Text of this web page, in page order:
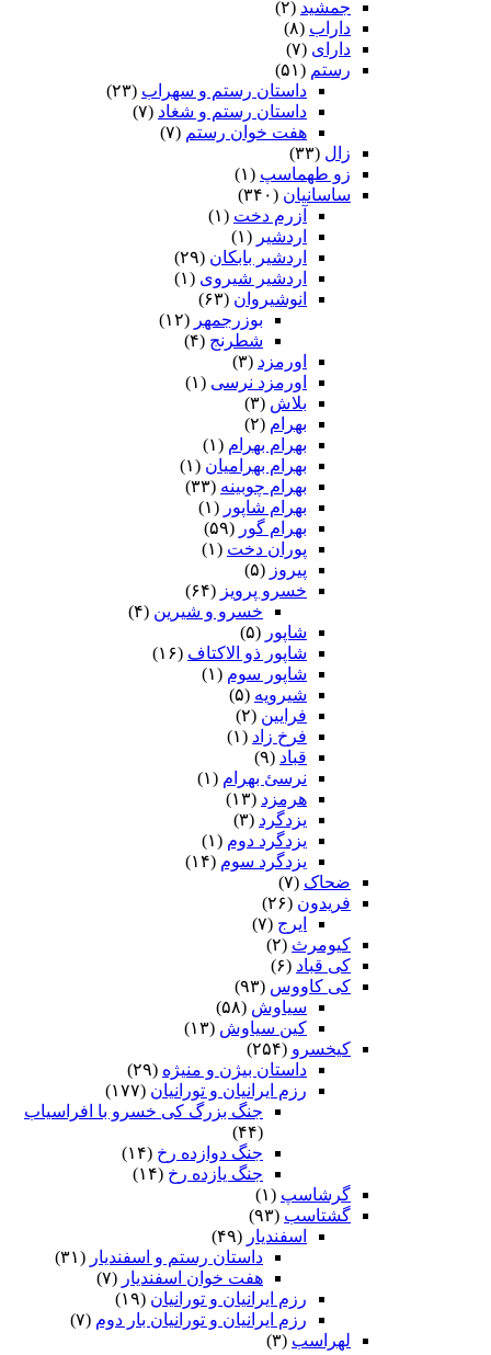
جمشید (۲)
داراب (۸)
دارای (۷)
رستم (۵۱)
داستان رستم و سهراب (۲۳)
داستان رستم و شغاد (۷)
هفت خوان رستم‏ (۷)
زال (۳۳)
زو طهماسپ‏ (۱)
ساسانیان (۳۴۰)
آزرم دخت (۱)
اردشیر (۱)
اردشیر بابکان (۲۹)
اردشیر شیروی (۱)
انوشیروان (۶۳)
بوزرجمهر (۱۲)
شطرنج (۴)
اورمزد (۳)
اورمزد نرسى‏ (۱)
بلاش (۳)
بهرام (۲)
بهرام بهرام (۱)
بهرام بهرامیان‏ (۱)
بهرام چوبینه (۳۳)
بهرام شاپور (۱)
بهرام گور (۵۹)
پوران دخت (۱)
پیروز (۵)
خسرو پرویز (۶۴)
خسرو و شیرین (۴)
شاپور (۵)
شاپور ذو الاکتاف (۱۶)
شاپور سوم‏ (۱)
شیرویه (۵)
فرایین (۲)
فرخ زاد (۱)
قباد (۹)
نرسئ بهرام‏ (۱)
هرمزد (۱۳)
یزدگرد (۳)
یزدگرد دوم (۱)
یزدگرد سوم (۱۴)
ضحاک (۷)
فریدون (۲۶)
ایرج (۷)
کیومرث (۲)
کی قباد (۶)
کی کاووس (۹۳)
سیاوش (۵۸)
کین سیاوش (۱۳)
کیخسرو (۲۵۴)
داستان بیژن و منیژه (۲۹)
رزم ایرانیان و تورانیان (۱۷۷)
جنگ بزرگ کی خسرو با افراسیاب
(۴۴)
جنگ دوازده رخ (۱۴)
جنگ یازده رخ (۱۴)
گرشاسپ (۱)
گشتاسب (۹۳)
اسفندیار (۴۹)
داستان رستم و اسفندیار (۳۱)
هفت خوان اسفندیار (۷)
رزم ایرانیان و تورانیان (۱۹)
رزم ایرانیان و تورانیان بار دوم (۷)
لهراسب (۳)